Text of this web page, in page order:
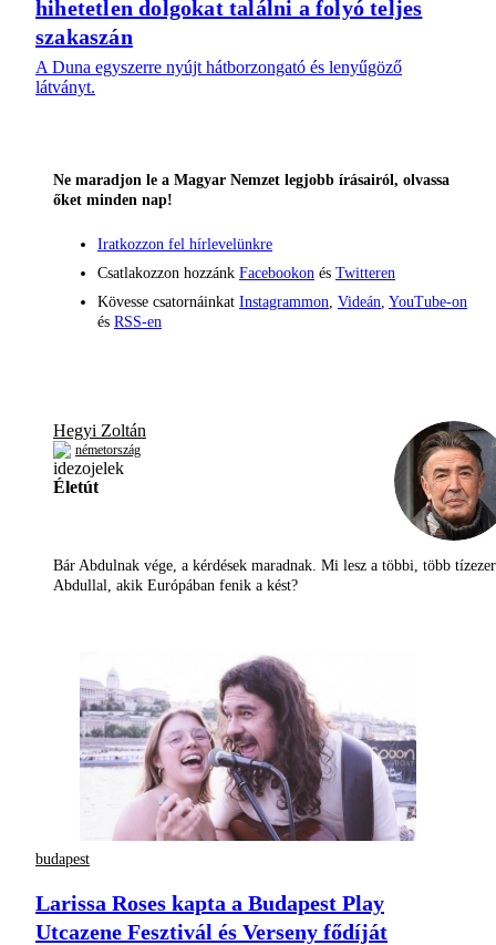
hihetetlen dolgokat találni a folyó teljes
szakaszán
A Duna egyszerre nyújt hátborzongató és lenyűgöző
látványt.
Ne maradjon le a Magyar Nemzet legjobb írásairól, olvassa
őket minden nap!
Iratkozzon fel hírlevelünkre
Csatlakozzon hozzánk Facebookon és Twitteren
Kövesse csatornáinkat Instagrammon, Videán, YouTube-on
és RSS-en
Hegyi Zoltán
németország
Életút
Bár Abdulnak vége, a kérdések maradnak. Mi lesz a többi, több tízezer
Abdullal, akik Európában fenik a kést?
budapest
Larissa Roses kapta a Budapest Play
Utcazene Fesztivál és Verseny fődíját